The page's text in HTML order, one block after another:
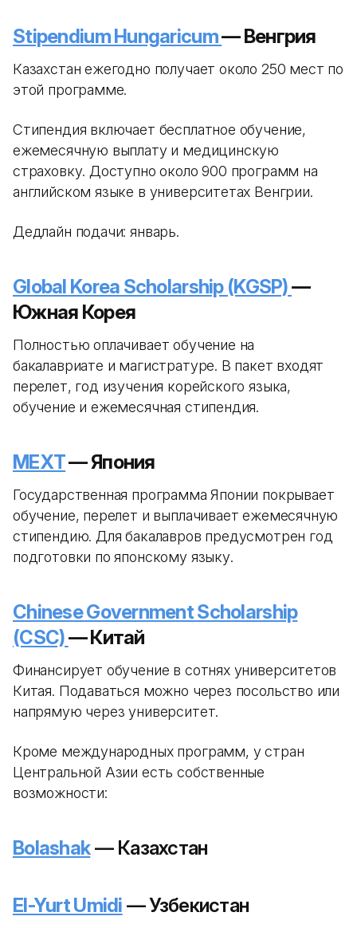
Stipendium Hungaricum— Венгрия
Казахстан ежегодно получает около 250 мест по
этой программе.
Стипендия включает бесплатное обучение,
ежемесячную выплату и медицинскую
страховку. Доступно около 900 программ на
английском языке в университетах Венгрии.
Дедлайн подачи: январь.
Global Korea Scholarship (KGSP)—
Южная Корея
Полностью оплачивает обучение на
бакалавриате и магистратуре. В пакет входят
перелет, год изучения корейского языка,
обучение и ежемесячная стипендия.
MEXT— Япония
Государственная программа Японии покрывает
обучение, перелет и выплачивает ежемесячную
стипендию. Для бакалавров предусмотрен год
подготовки по японскому языку.
Chinese Government Scholarship
(CSC)— Китай
Финансирует обучение в сотнях университетов
Китая. Подаваться можно через посольство или
напрямую через университет.
Кроме международных программ, у стран
Центральной Азии есть собственные
возможности:
Bolashak— Казахстан
El-Yurt Umidi — Узбекистан